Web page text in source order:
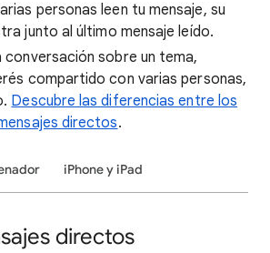
personas leen tu mensaje, su
junto al último mensaje leído.
sobre un tema,
compartido con varias personas,
Descubre las diferencias entre los
directos.
iPhone y iPad
directos